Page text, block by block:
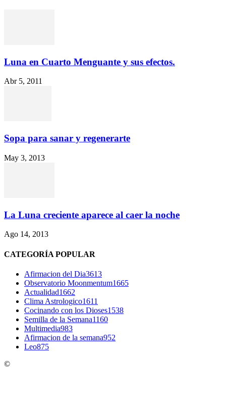
Luna en Cuarto Menguante y sus efectos.
Abr 5, 2011
Sopa para sanar y regenerarte
May 3, 2013
La Luna creciente aparece al caer la noche
Ago 14, 2013
CATEGORÍA POPULAR
Afirmacion del Dia3613
Observatorio Moonmentum1665
Actualidad1662
Clima Astrologico1611
Cocinando con los Dioses1538
Semilla de la Semana1160
Multimedia983
Afirmacion de la semana952
Leo875
©